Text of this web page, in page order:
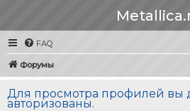
FAQ
Форумы
Для просмотра профилей вы
авторизованы.